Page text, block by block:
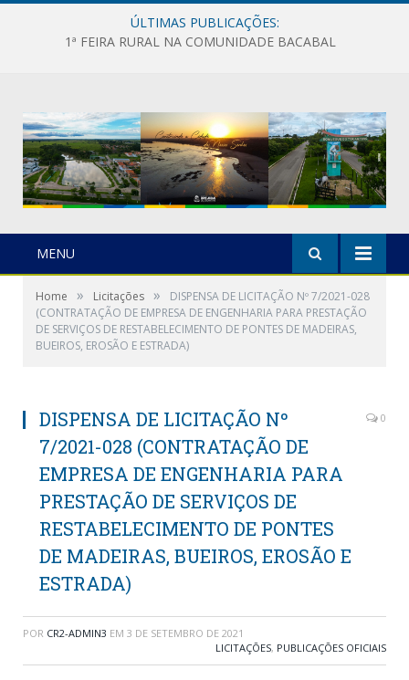
ÚLTIMAS PUBLICAÇÕES:
1ª FEIRA RURAL NA COMUNIDADE BACABAL
MENU
Home » Licitações »
DISPENSA DE LICITAÇÃO Nº 7/2021-028
(CONTRATAÇÃO DE EMPRESA DE ENGENHARIA PARA PRESTAÇÃO
DE SERVIÇOS DE RESTABELECIMENTO DE PONTES DE MADEIRAS,
BUEIROS, EROSÃO E ESTRADA)
DISPENSA DE LICITAÇÃO Nº
7/2021-028 (CONTRATAÇÃO DE
EMPRESA DE ENGENHARIA PARA
PRESTAÇÃO DE SERVIÇOS DE
RESTABELECIMENTO DE PONTES
DE MADEIRAS, BUEIROS, EROSÃO E
ESTRADA)
0
POR CR2-ADMIN3 EM 3 DE SETEMBRO DE 2021
LICITAÇÕES, PUBLICAÇÕES OFICIAIS